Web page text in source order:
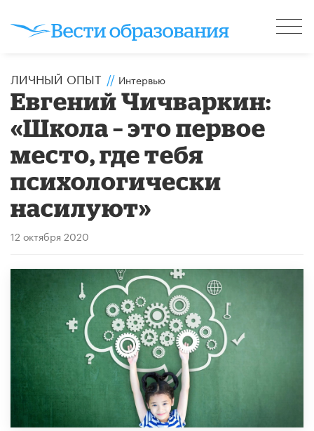
ЛИЧНЫЙ ОПЫТ // Интервью
Евгений Чичваркин:
«Школа – это первое
место, где тебя
психологически
насилуют»
12 октября 2020